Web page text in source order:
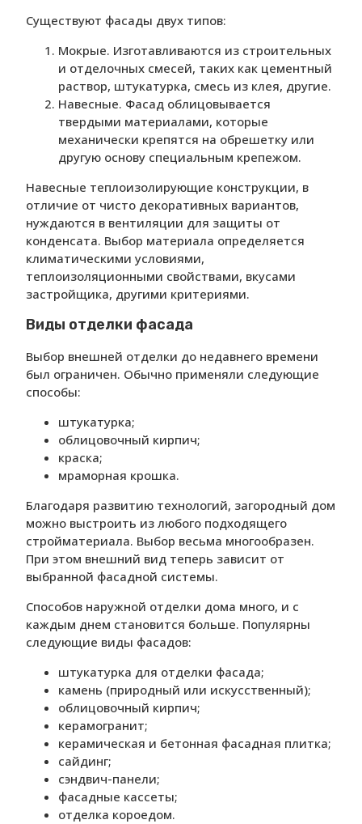
Существуют фасады двух типов:
Мокрые. Изготавливаются из строительных
и отделочных смесей, таких как цементный
раствор, штукатурка, смесь из клея, другие.
Навесные. Фасад облицовывается
твердыми материалами, которые
механически крепятся на обрешетку или
другую основу специальным крепежом.
Навесные теплоизолирующие конструкции, в
отличие от чисто декоративных вариантов,
нуждаются в вентиляции для защиты от
конденсата. Выбор материала определяется
климатическими условиями,
теплоизоляционными свойствами, вкусами
застройщика, другими критериями.
Виды отделки фасада
Выбор внешней отделки до недавнего времени
был ограничен. Обычно применяли следующие
способы:
штукатурка;
облицовочный кирпич;
краска;
мраморная крошка.
Благодаря развитию технологий, загородный дом
можно выстроить из любого подходящего
стройматериала. Выбор весьма многообразен.
При этом внешний вид теперь зависит от
выбранной фасадной системы.
Способов наружной отделки дома много, и с
каждым днем становится больше. Популярны
следующие виды фасадов:
штукатурка для отделки фасада;
камень (природный или искусственный);
облицовочный кирпич;
керамогранит;
керамическая и бетонная фасадная плитка;
сайдинг;
сэндвич-панели;
фасадные кассеты;
отделка короедом.